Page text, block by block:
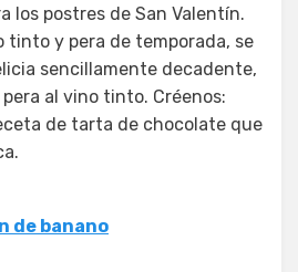
los postres de San Valentín.
tinto y pera de temporada, se
sencillamente decadente,
al vino tinto. Créenos:
de tarta de chocolate que
de banano